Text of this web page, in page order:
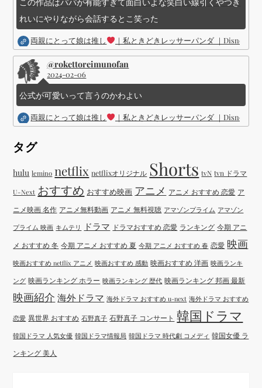
れいにやりながら会話するとこ笑った
両親にとって娘は推し ｜私ときどきレッサーパンダ ｜Disney (
@rokettoreimunofan
2024-02-06
公式が可愛いって言うのかわよい
両親にとって娘は推し ｜私ときどきレッサーパンダ ｜Disney (
タグ
hulu lemino netflix netflixオリジナル Shorts tvN tvn ドラマ
U-Next おすすめ おすすめ映画 アニメ アニメ おすすめ 恋愛 ア
ニメ映画 名作 アニメ無料動画 アニメ 無料視聴 アマゾンプライム アマゾン
プライム 映画 キムテリ ドラマ ドラマおすすめ 恋愛 ランキング 今期 アニ
メ おすすめ 冬 今期 アニメ おすすめ 夏 今期 アニメ おすすめ 春 恋愛 映画
映画おすすめ netflix アニメ 映画おすすめ 感動 映画おすすめ 洋画 映画ランキ
ング 映画ランキング ホラー 映画ランキング 歴代 映画ランキング 邦画 最新
映画紹介 海外ドラマ 海外ドラマ おすすめ u-next 海外ドラマ おすすめ
恋愛 異世界 おすすめ 石野真子 石野真子 コンサート 韓国ドラマ
韓国ドラマ 人気女優 韓国ドラマ情報局 韓国ドラマ 時代劇 コメディ 韓国女優 ラ
ンキング 美人